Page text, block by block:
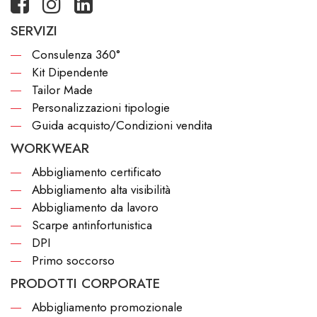
SERVIZI
Consulenza 360°
Kit Dipendente
Tailor Made
Personalizzazioni tipologie
Guida acquisto/Condizioni vendita
WORKWEAR
Abbigliamento certificato
Abbigliamento alta visibilità
Abbigliamento da lavoro
Scarpe antinfortunistica
DPI
Primo soccorso
PRODOTTI CORPORATE
Abbigliamento promozionale